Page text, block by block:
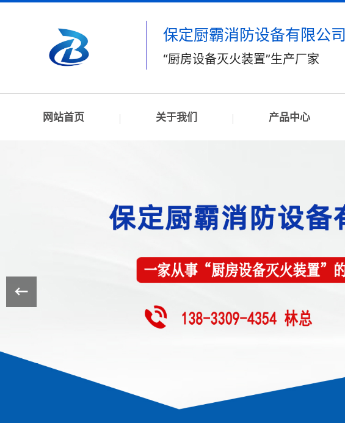
保定厨霸消防设备有限公司
“厨房设备灭火装置”生产厂家
网站首页 关于我们 产品中心